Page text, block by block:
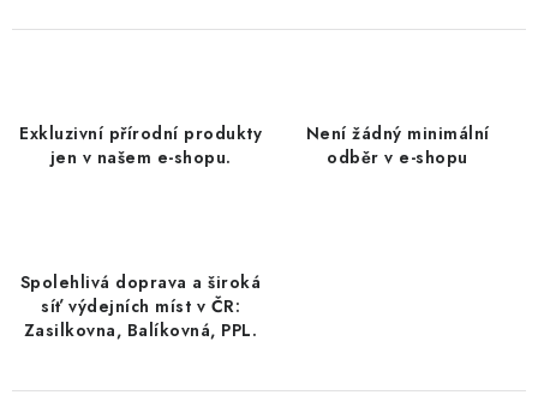
LYOFILIZOVANÉ OVOCE
KOŘENÍ / TEKUTÁ OCHUCOVADLA/OMÁČKY
Exkluzivní přírodní produkty
jen v našem e-shopu.
Není žádný minimální
odběr v e-shopu
Spolehlivá doprava a široká
síť výdejních míst v ČR:
Zasilkovna, Balíkovná, PPL.